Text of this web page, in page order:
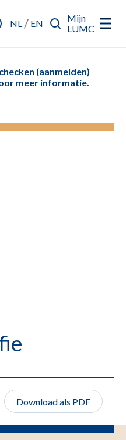
NL/ EN
Mijn
LUMC
(aanmelden)
meer informatie.
Download als PDF